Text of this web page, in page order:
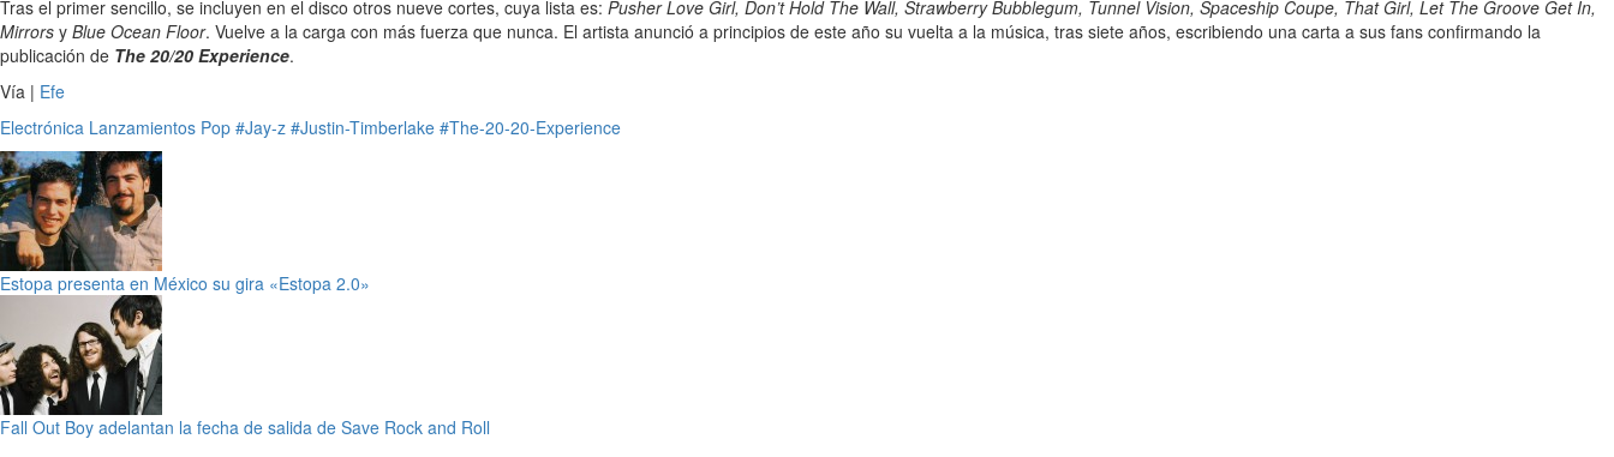
Tras el primer sencillo, se incluyen en el disco otros nueve cortes, cuya lista es: Pusher Love Girl, Don’t Hold The Wall, Strawberry Bubblegum, Tunnel Vision, Spaceship Coupe, That Girl, Let The Groove Get In,
Mirrors y Blue Ocean Floor. Vuelve a la carga con más fuerza que nunca. El artista anunció a principios de este año su vuelta a la música, tras siete años, escribiendo una carta a sus fans confirmando la
publicación de The 20/20 Experience.
Vía | Efe
Electrónica Lanzamientos Pop #Jay-z #Justin-Timberlake #The-20-20-Experience
Estopa presenta en México su gira «Estopa 2.0»
Fall Out Boy adelantan la fecha de salida de Save Rock and Roll